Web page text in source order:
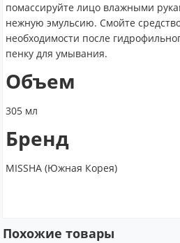
помассируйте лицо влажными
нежную эмульсию. Смойте
необходимости после
пенку для умывания.
Объем
305 мл
Бренд
MISSHA (Южная Корея)
Похожие товары